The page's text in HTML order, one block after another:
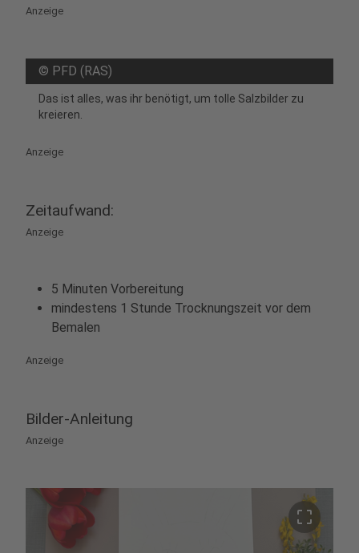
Anzeige
© PFD (RAS)
Das ist alles, was ihr benötigt, um tolle Salzbilder zu
kreieren.
Anzeige
Zeitaufwand:
Anzeige
5 Minuten Vorbereitung
mindestens 1 Stunde Trocknungszeit vor dem
Bemalen
Anzeige
Bilder-Anleitung
Anzeige
crop_free